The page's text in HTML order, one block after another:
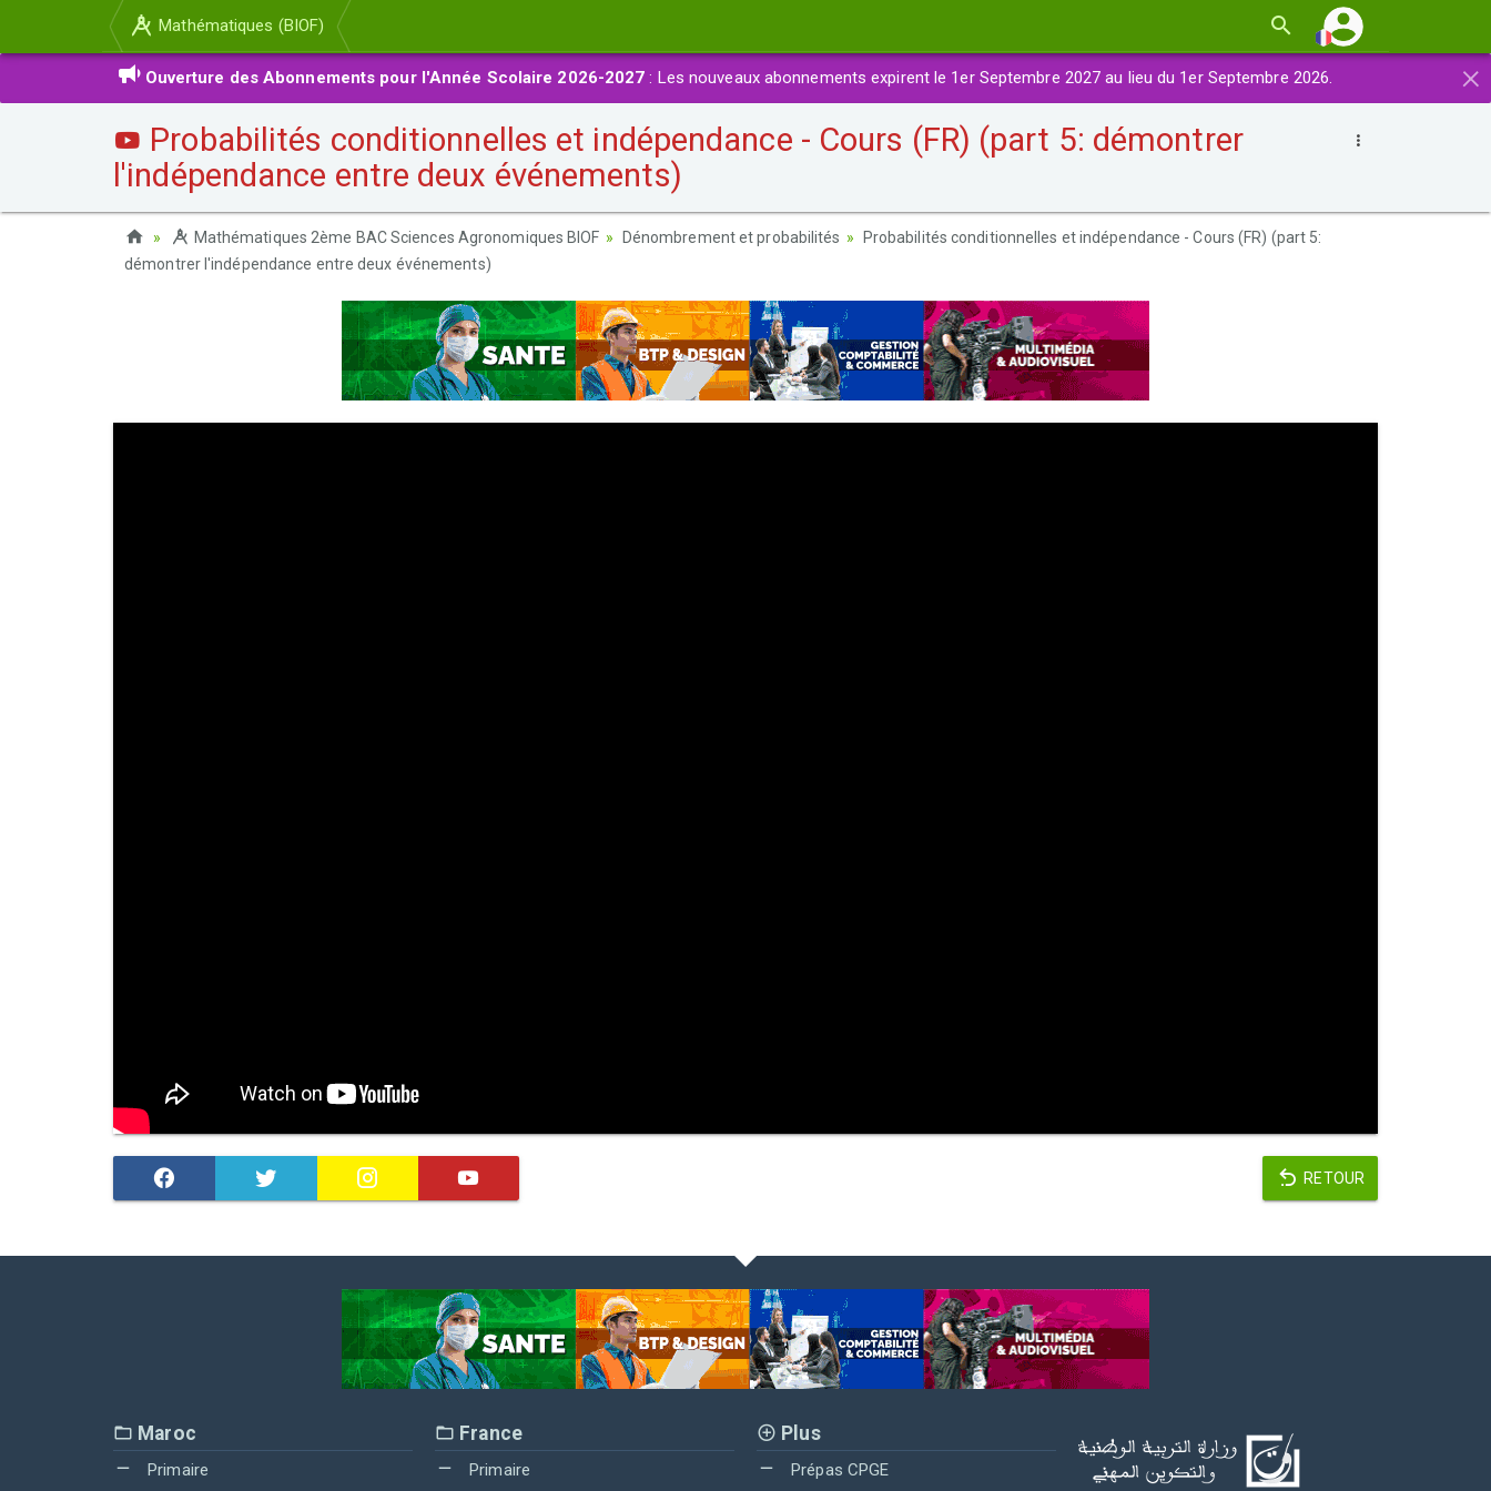
Mathématiques (BIOF)
×
Ouverture des Abonnements pour l'Année Scolaire 2026-2027 : Les nouveaux abonnements expirent le 1er Septembre 2027 au lieu du 1er Septembre 2026.
Probabilités conditionnelles et indépendance - Cours (FR) (part 5: démontrer
l'indépendance entre deux événements)
Mathématiques 2ème BAC Sciences Agronomiques BIOF Dénombrement et probabilités
Probabilités conditionnelles et indépendance - Cours (FR) (part 5:
démontrer l'indépendance entre deux événements)
RETOUR
Maroc
Primaire
France
Primaire
Plus
Prépas CPGE